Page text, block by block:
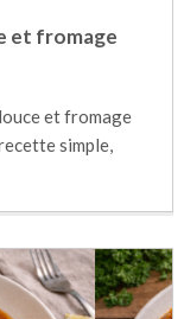
et fromage
et fromage
simple,